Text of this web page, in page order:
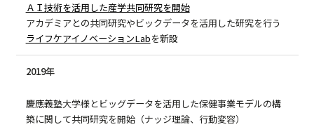
ＡＩ技術を活用した産学共同研究を開始
アカデミアとの共同研究やビックデータを活用した研究を行う
ライフケアイノベーションLabを新設
2019年
慶應義塾大学様とビッグデータを活用した保健事業モデルの構
築に関して共同研究を開始（ナッジ理論、行動変容）